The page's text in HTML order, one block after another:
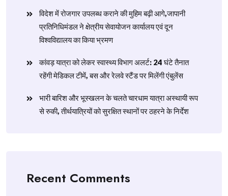
विदेश में रोजगार उपलब्ध कराने की मुहिम बढ़ी आगे,जापानी
प्रतिनिधिमंडल ने क्षेत्रीय सेवायोजन कार्यालय एवं दून
विश्वविद्यालय का किया भ्रमण
​कांवड़ यात्रा को लेकर स्वास्थ्य विभाग अलर्ट: 24 घंटे तैनात
रहेंगी मेडिकल टीमें, बस और रेलवे स्टैंड पर मिलेंगी एंबुलेंस
​भारी बारिश और भूस्खलन के चलते चारधाम यात्रा अस्थायी रूप
से रुकी, तीर्थयात्रियों को सुरक्षित स्थानों पर ठहरने के निर्देश
Recent Comments